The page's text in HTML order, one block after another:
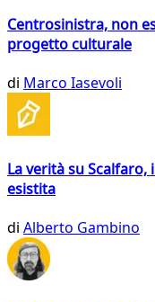
Centrosinistra, non
progetto culturale
di Marco Iasevoli
La verità su
esistita
di Alberto Gambino